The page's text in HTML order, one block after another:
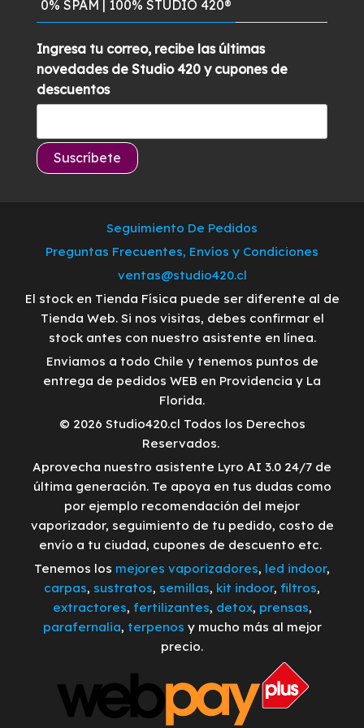
0% SPAM | 100% STUDIO 420®
Ingresa tu correo, recibe las últimas
novedades de Studio 420 y cupones de
descuentos
Seguimiento De Pedidos
Preguntas Frecuentes, Envíos y Condiciones
ventas@studio420.cl
El stock en Tienda Física puede ser diferente al de
Tienda Web. Si nos visitas, debes confirmar el
stock antes con nuestro asistente en línea.
Enviamos a todo Chile y tenemos puntos de
entrega de pedidos WEB en Providencia y La
Florida.
© 2026 Studio420.cl Todos los Derechos
Reservados.
Aprovecha nuestro asistente Lyro AI 3.0 24/7 de
última generación. Te apoya en tus dudas como
por ejemplo recomendación del mejor
vaporizador, seguimiento de tu pedido, costo de
envío a tu ciudad, cupones de descuento etc.
Tenemos los mejores vaporizadores, led indoor,
carpas, sustratos, semillas, kit indoor, filtros,
extractores, fertilizantes, detox, prensas,
parafernalia, terpenos y mucho más al mejor
precio.